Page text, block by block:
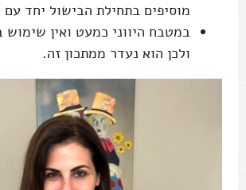
מוסיפים בתחילת הבישול יחד
במטבח היווני כמעט ואין שימוש
ולכן הוא נעדר ממתכון זה.